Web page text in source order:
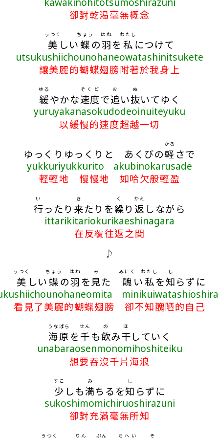
卻對乾渴毫無概念
美
うつく
しい 蝶
ちょう
の羽
はね
を 私
わたし
につけて
utsukushiichounohaneowatashinitsukete
讓美麗的蝴蝶翅膀附著於我身上
緩
ゆる
やかな速度
そくど
で追
お
い抜
ぬ
いてゆく
yuruyakanasokudodeoinuiteyuku
以緩慢的速度超越一切
ゆっくりゆっくりと あくびの軽
かる
さで
yukkuriyukkurito akubinokarusade
輕輕地 慢慢地 如哈欠般輕盈
行
い
ったり 来
き
たりを繰
く
り 返
かえ
しながら
ittarikitariokurikaeshinagara
在反覆往返之間
♪
美
うつく
しい 蝶
ちょう
の羽
はね
を見
み
た 醜
みにく
い私
わたし
を知
し
らずに
看見了美麗的蝴蝶翅膀 卻不知醜陋的自己
海原
うなばら
を千
せん
も飲
の
み干
ほ
していく
unabaraosenmonomihoshiteiku
想要吞沒千片海浪
少
すこ
しも満
み
ちるを知
し
らずに
sukoshimomichiruoshirazuni
卻對充滿毫無所知
うつく りん ぷん ちへい そ